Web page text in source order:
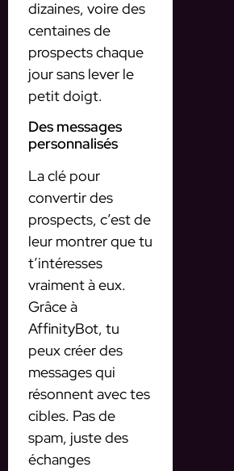
dizaines, voire des
centaines de
prospects chaque
jour sans lever le
petit doigt.
Des messages
personnalisés
La clé pour
convertir des
prospects, c’est de
leur montrer que tu
t’intéresses
vraiment à eux.
Grâce à
AffinityBot, tu
peux créer des
messages qui
résonnent avec tes
cibles. Pas de
spam, juste des
échanges